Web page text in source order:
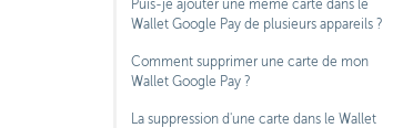
Puis-je ajouter une même carte dans le
Wallet Google Pay de plusieurs appareils ?
Comment supprimer une carte de mon
Wallet Google Pay ?
La suppression d'une carte dans le Wallet